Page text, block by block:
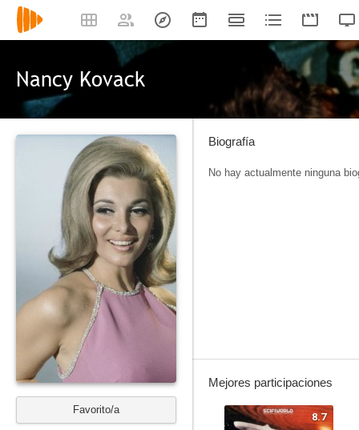
Nancy Kovack
Favorito/a
Biografía
No hay actualmente ninguna
Mejores participaciones
8.7